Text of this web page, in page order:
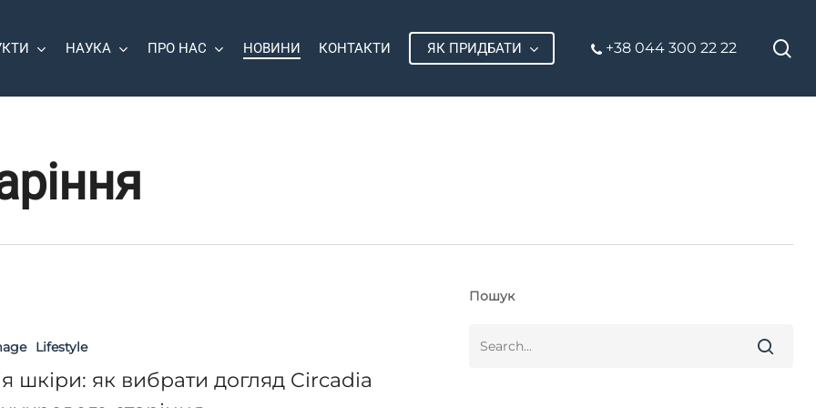
НАУКА ПРО НАС НОВИНИ КОНТАКТИ ЯК ПРИДБАТИ +38 044 300 22 22
Lifestyle
шкіри: як вибрати догляд Circadia
Пошук